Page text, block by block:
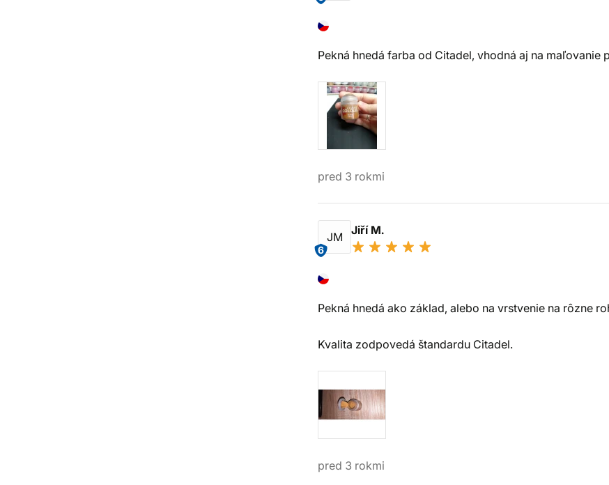
Pekná hnedá farba od Citadel, vhodná aj na maľovanie
pred 3 rokmi
JM
6
Jiří M.
Pekná hnedá ako základ, alebo na vrstvenie na rôzne
Kvalita zodpovedá štandardu Citadel.
pred 3 rokmi